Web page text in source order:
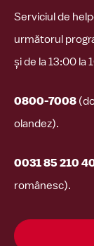
Serviciul de
următorul
și de la 13:00 la
0800-7008
olandez).
0031 85 210
românesc).